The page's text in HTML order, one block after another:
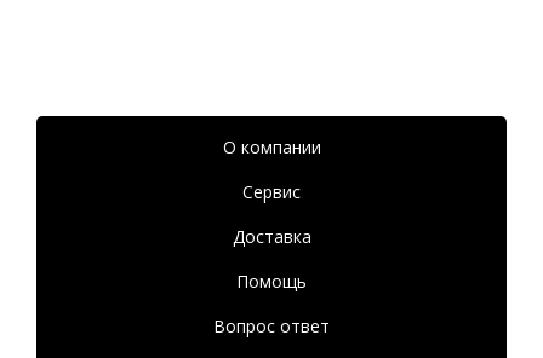
О компании
Сервис
Доставка
Помощь
Вопрос ответ